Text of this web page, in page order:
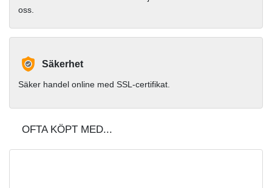
oss.
Säkerhet
Säker handel online med SSL-certifikat.
OFTA KÖPT MED...